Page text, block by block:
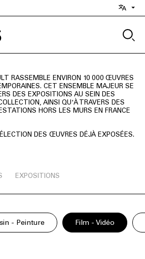
RASSEMBLE ENVIRON 10 000 ŒUVRES
CET ENSEMBLE MAJEUR SE
DES EXPOSITIONS AU SEIN DES
AINSI QU'À TRAVERS DES
HORS LES MURS EN FRANCE
DES ŒUVRES DÉJÀ EXPOSÉES.
EXPOSITIONS
- Peinture Film - Vidéo